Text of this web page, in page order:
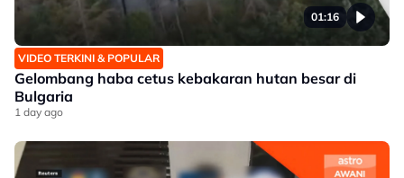
01:16
VIDEO TERKINI & POPULAR
Gelombang haba cetus kebakaran hutan besar di
Bulgaria
1 day ago